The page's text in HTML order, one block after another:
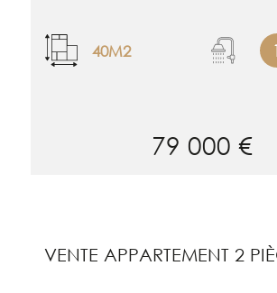
40M2
79 000 €
VENTE APPARTEMENT 2